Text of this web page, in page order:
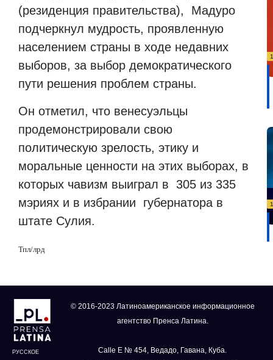
(резиденция правительства),
Мадуро
подчеркнул мудрость, проявленную
населением страны в ходе недавних
выборов, за выбор демократического
пути решения проблем страны.
Он отметил, что венесуэльцы
продемонстрировали свою
политическую зрелость, этику и
моральные ценности на этих выборах, в
которых чавизм выиграл в
305 из 335
мэриях и в избрании
губернатора в
штате Сулия.
Тпл/лрд
РУССКОЕ
© 2016-2023 Латиноамериканское информационное
агентство Пренса Латина.
Calle E № 454, Ведадо, Гавана, Куба.